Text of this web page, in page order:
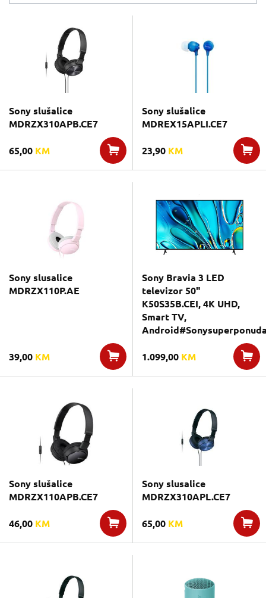
Sony slušalice
MDRZX310APB.CE7
65,00 KM
Sony slušalice
MDREX15APLI.CE7
23,90 KM
Sony slusalice
MDRZX110P.AE
39,00 KM
Sony Bravia 3 LED
televizor 50"
K50S35B.CEI, 4K UHD,
Smart TV,
1.099,00 KM
Sony slušalice
MDRZX110APB.CE7
46,00 KM
Sony slusalice
MDRZX310APL.CE7
65,00 KM